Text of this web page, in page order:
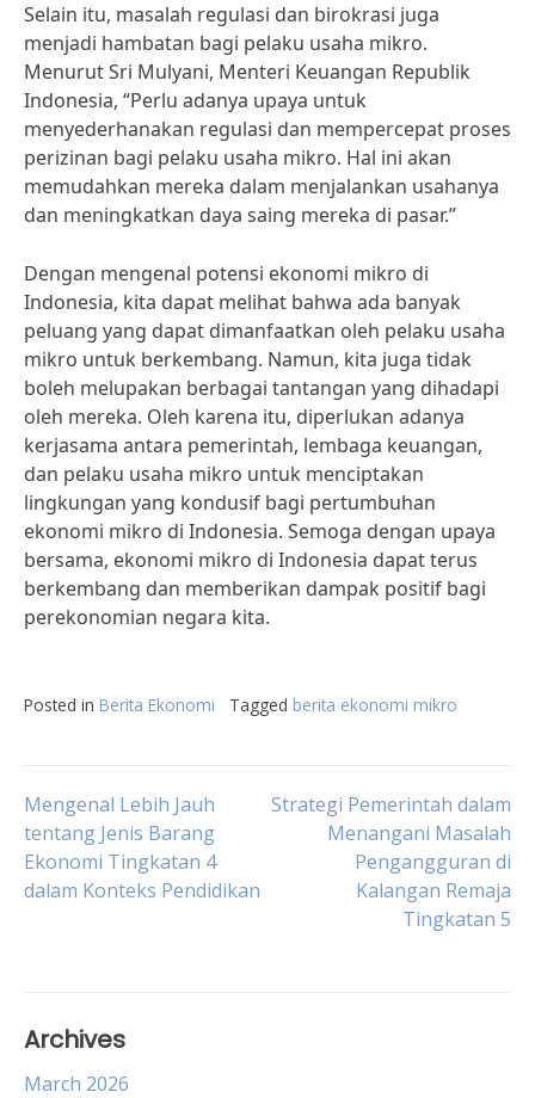
Selain itu, masalah regulasi dan birokrasi juga
menjadi hambatan bagi pelaku usaha mikro.
Menurut Sri Mulyani, Menteri Keuangan Republik
Indonesia, “Perlu adanya upaya untuk
menyederhanakan regulasi dan mempercepat proses
perizinan bagi pelaku usaha mikro. Hal ini akan
memudahkan mereka dalam menjalankan usahanya
dan meningkatkan daya saing mereka di pasar.”
Dengan mengenal potensi ekonomi mikro di
Indonesia, kita dapat melihat bahwa ada banyak
peluang yang dapat dimanfaatkan oleh pelaku usaha
mikro untuk berkembang. Namun, kita juga tidak
boleh melupakan berbagai tantangan yang dihadapi
oleh mereka. Oleh karena itu, diperlukan adanya
kerjasama antara pemerintah, lembaga keuangan,
dan pelaku usaha mikro untuk menciptakan
lingkungan yang kondusif bagi pertumbuhan
ekonomi mikro di Indonesia. Semoga dengan upaya
bersama, ekonomi mikro di Indonesia dapat terus
berkembang dan memberikan dampak positif bagi
perekonomian negara kita.
Posted in Berita Ekonomi Tagged berita ekonomi mikro
Post
navigation
Mengenal Lebih Jauh
tentang Jenis Barang
Ekonomi Tingkatan 4
dalam Konteks Pendidikan
Strategi Pemerintah dalam
Menangani Masalah
Pengangguran di
Kalangan Remaja
Tingkatan 5
Archives
March 2026